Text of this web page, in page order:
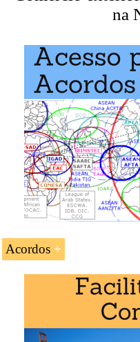
Mestrado em Negócios
Exterior.
na
Acordos
Acesso preferencial e
A Noruega e o
Associação